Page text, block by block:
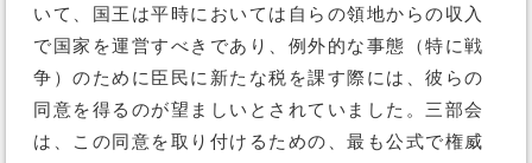
いて、国王は平時においては自らの領地からの収入
で国家を運営すべきであり、例外的な事態（特に戦
争）のために臣民に新たな税を課す際には、彼らの
同意を得るのが望ましいとされていました。三部会
は、この同意を取り付けるための、最も公式で権威